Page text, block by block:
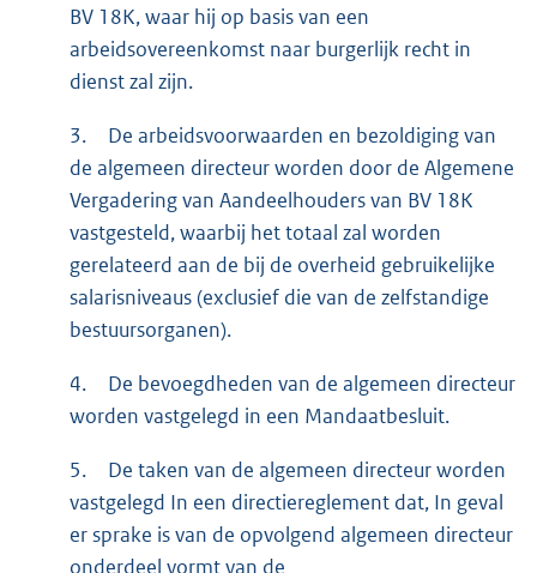
BV 18K, waar hij op basis van een
arbeidsovereenkomst naar burgerlijk recht in
dienst zal zijn.
3.
De arbeidsvoorwaarden en bezoldiging van
de algemeen directeur worden door de Algemene
Vergadering van Aandeelhouders van BV 18K
vastgesteld, waarbij het totaal zal worden
gerelateerd aan de bij de overheid gebruikelijke
salarisniveaus (exclusief die van de zelfstandige
bestuursorganen).
4.
De bevoegdheden van de algemeen directeur
worden vastgelegd in een Mandaatbesluit.
5.
De taken van de algemeen directeur worden
vastgelegd In een directiereglement dat, In geval
er sprake is van de opvolgend algemeen directeur
onderdeel vormt van de